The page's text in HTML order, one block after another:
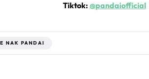
Tiktok: @pandaiofficial
NAK PANDAI